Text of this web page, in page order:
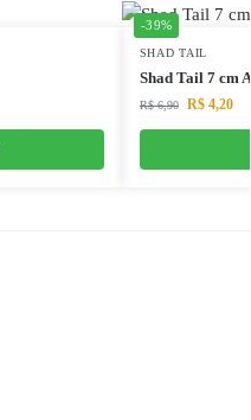
-39%
SHAD TAIL
Shad Tail 7 cm
R$6,90 R$4,20